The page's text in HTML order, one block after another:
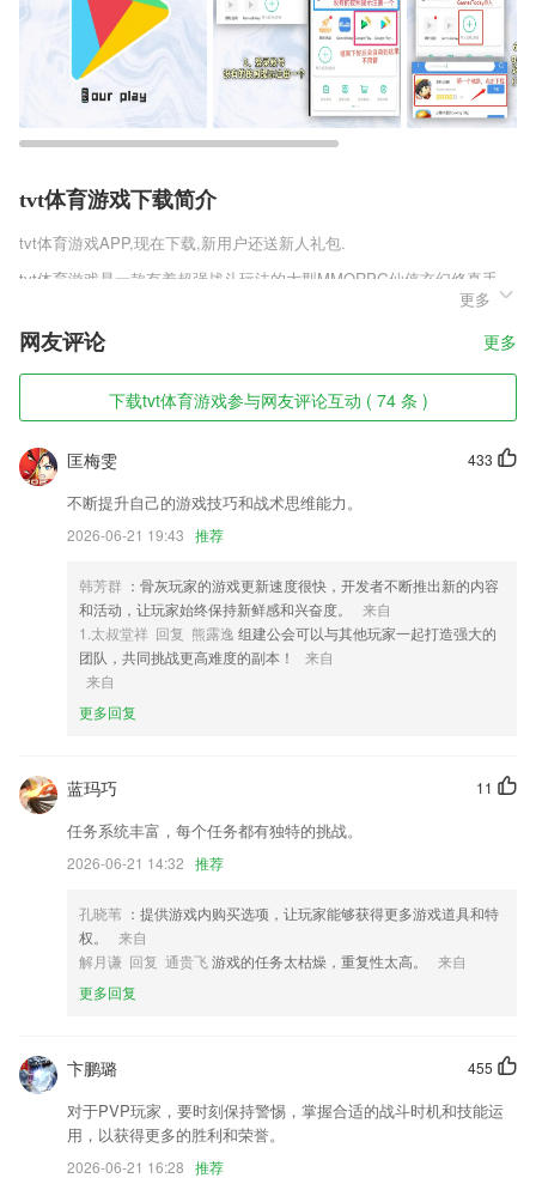
tvt体育游戏下载简介
tvt体育游戏APP,现在下载,新用户还送新人礼包.
tvt体育游戏是一款有着超强战斗玩法的大型MMORPG仙侠玄幻修真手
游，这里有着最为精彩动作仙侠竞技玩法，还有这充满战斗特色的大型副
本，使用自己的技能进行战斗，轻松使用不同的人物角色，让你能在天空
中自由的释放自己的独门绝招，探空而行一步九州。
tvt体育游戏软件特色
1,独家分手套餐，每日专属任务推送，优秀范文示例，齐全口语答案，让
你分手快人一步！
2,通过手机就能预约挂号了，不需要通过漫长排队等待进行挂号；
3,为收银员定制专属收款通道，支付只需要两秒钟，节省了很多的支付时
间，也避免了排队
4,【单词推荐】跟着美剧学单词，海量美剧情景推荐。
5,【智能听写】真实发音,自动识别
6,【双向语音通话】
tvt体育游戏软件优势
2.提供给大家打卡计时的功能，让大家模拟教室学习更有意思；
3.历年真题及答案解析，还可以评论与其他人进行交流
4.错题本：难题好题一键收藏，还可以导出打印，从此告别题海战术
5.节，特别有趣的玩耍场景，故事非常的好玩，随时都能趣味学习知识；
6.详细丰富的单词解析，可以随时在线学习单词，配有中心解析和例句学
tvt体育游戏更新了什么?
附近经销商 定位获取附近经销商的售卖车型报价联系方式等；
修复部分录屏崩溃问题
修复一些小问题，体验更丝滑；
卡片式海报分享视觉改版，添加网友信息及文章摘要，支持专题分享，海
更多
网友评论 更多
下载tvt体育游戏参与网友评论互动 ( 74 条 )
433
匡梅雯
不断提升自己的游戏技巧和战术思维能力。
2026-06-21 19:43 推荐
韩芳群 ：骨灰玩家的游戏更新速度很快，开发者不断推出新的内容
和活动，让玩家始终保持新鲜感和兴奋度。
来自
1.太叔堂祥 回复 熊露逸 组建公会可以与其他玩家一起打造强大的
团队，共同挑战更高难度的副本！
来自
来自
更多回复
11
蓝玛巧
任务系统丰富，每个任务都有独特的挑战。
2026-06-21 14:32 推荐
孔晓苇 ：提供游戏内购买选项，让玩家能够获得更多游戏道具和特
权。
来自
解月谦 回复 通贵飞 游戏的任务太枯燥，重复性太高。
来自
更多回复
455
卞鹏璐
对于PVP玩家，要时刻保持警惕，掌握合适的战斗时机和技能运
用，以获得更多的胜利和荣誉。
2026-06-21 16:28 推荐